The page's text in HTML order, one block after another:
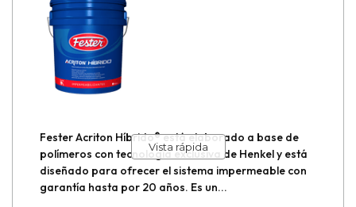
Formadores para juntas de aislamiento
Formadores para juntas de construcción
Grouteo de bases y equipos
Vista rápida
Fester Acriton Híbrido® está elaborado a base de
polímeros con tecnología exclusiva de Henkel y está
diseñado para ofrecer el sistema impermeable con
garantía hasta por 20 años. Es un...